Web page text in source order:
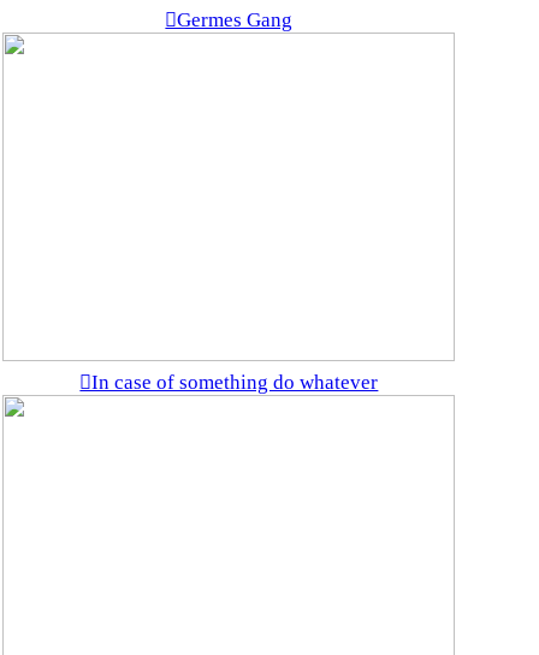
︎Germes Gang
︎In case of something do whatever